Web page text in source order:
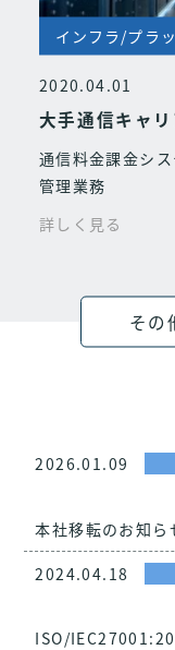
インフラ/プラ
2020.04.01
大手通信キャリ
通信料金課金シ
管理業務
詳しく見る
その
2026.01.09
本社移転のお知ら
2024.04.18
ISO/